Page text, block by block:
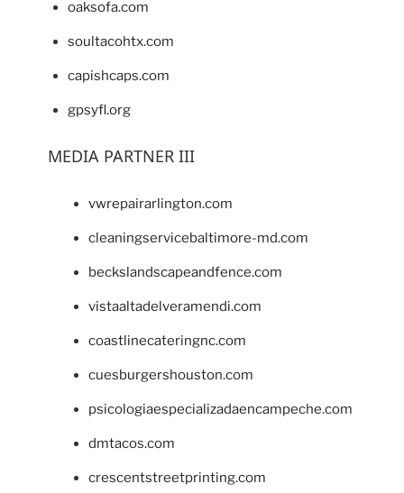
oaksofa.com
soultacohtx.com
capishcaps.com
gpsyfl.org
MEDIA PARTNER III
vwrepairarlington.com
cleaningservicebaltimore-md.com
beckslandscapeandfence.com
vistaaltadelveramendi.com
coastlinecateringnc.com
cuesburgershouston.com
psicologiaespecializadaencampeche.com
dmtacos.com
crescentstreetprinting.com